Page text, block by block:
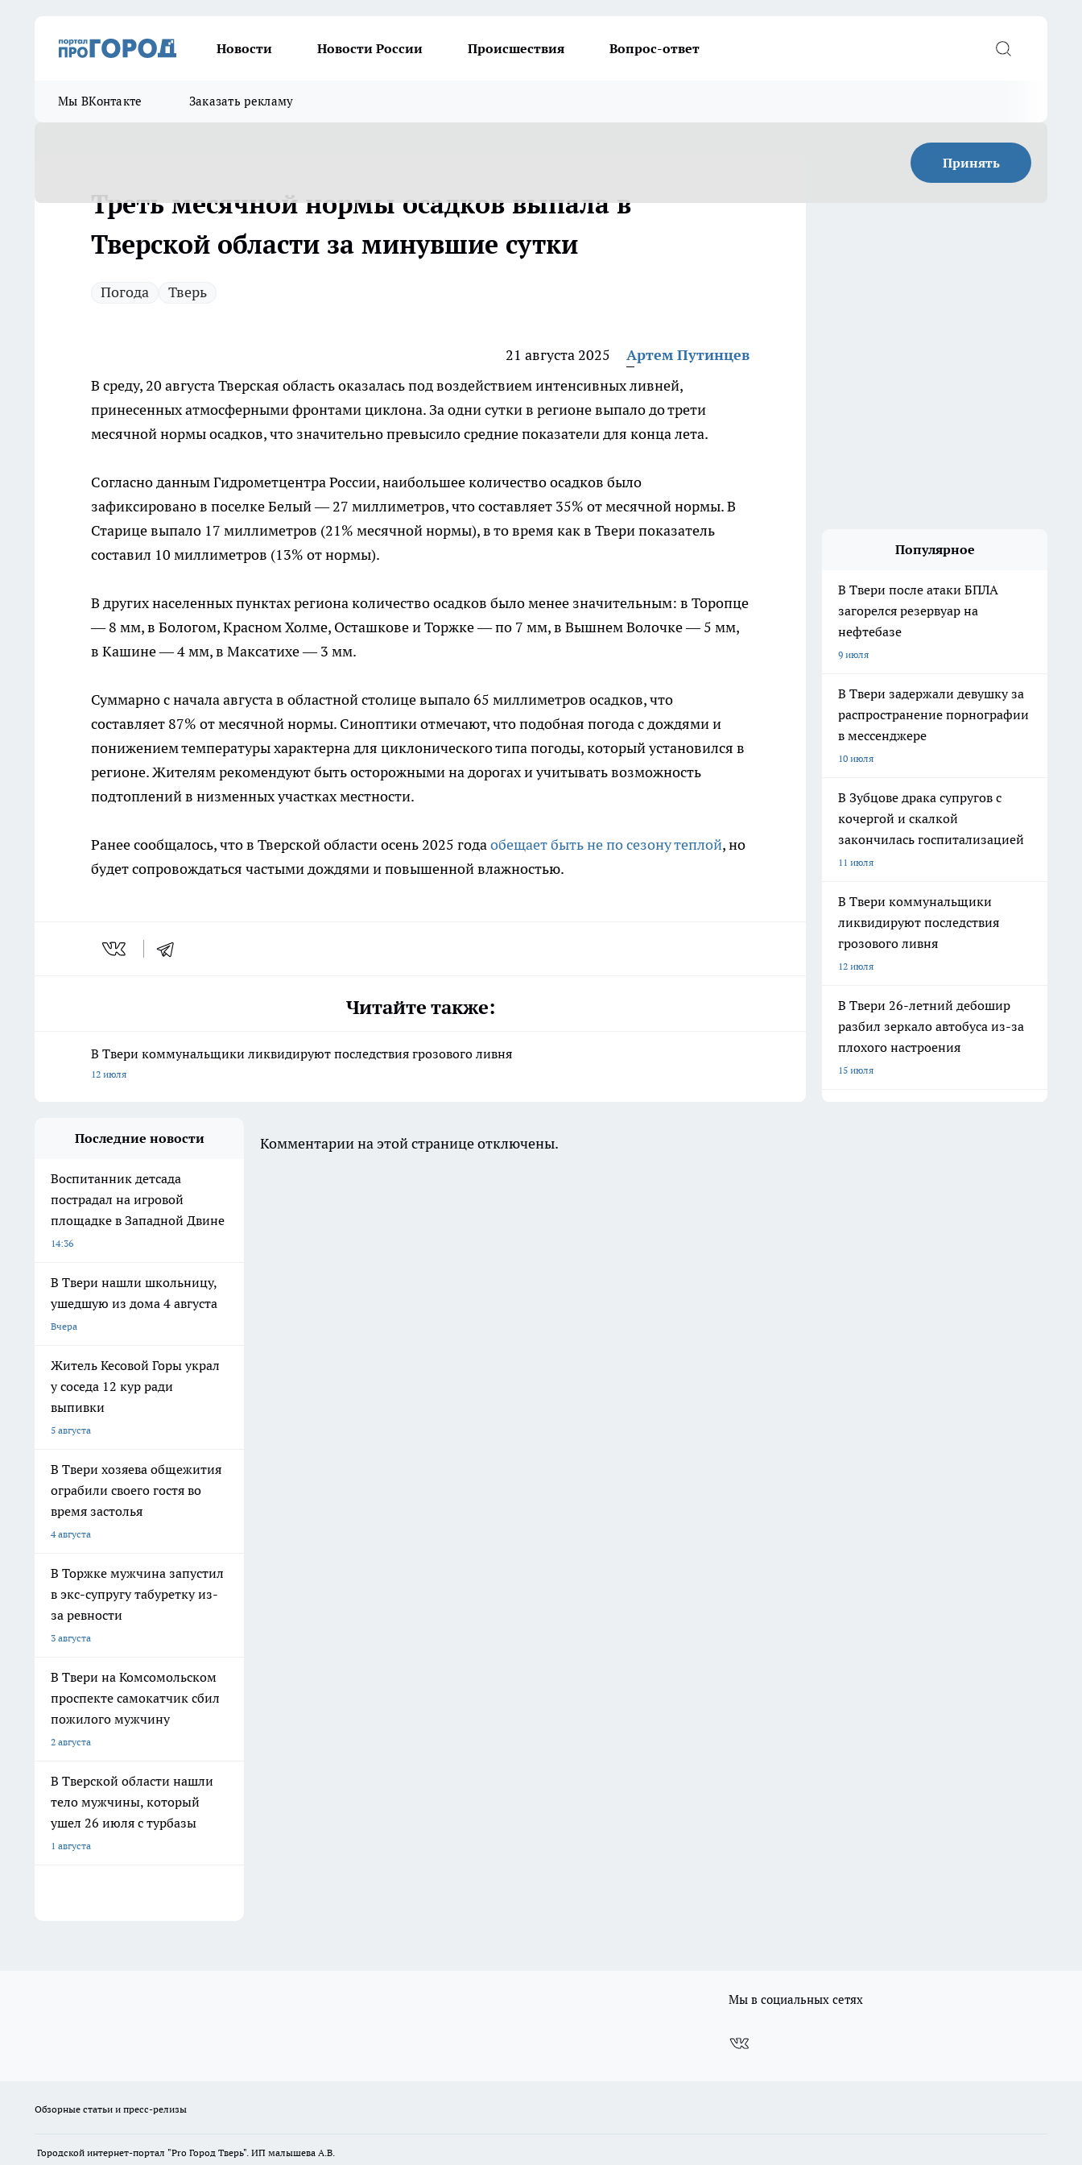
Новости Новости России Происшествия Вопрос-ответ
Мы ВКонтакте Заказать рекламу
Принять
Треть месячной нормы осадков выпала в
Тверской области за минувшие сутки
Погода Тверь
21 августа 2025
Артем Путинцев
В среду, 20 августа Тверская область оказалась под воздействием интенсивных ливней,
принесенных атмосферными фронтами циклона. За одни сутки в регионе выпало до трети
месячной нормы осадков, что значительно превысило средние показатели для конца лета.
Согласно данным Гидрометцентра России, наибольшее количество осадков было
зафиксировано в поселке Белый — 27 миллиметров, что составляет 35% от месячной нормы. В
Старице выпало 17 миллиметров (21% месячной нормы), в то время как в Твери показатель
составил 10 миллиметров (13% от нормы).
В других населенных пунктах региона количество осадков было менее значительным: в Торопце
— 8 мм, в Бологом, Красном Холме, Осташкове и Торжке — по 7 мм, в Вышнем Волочке — 5 мм,
в Кашине — 4 мм, в Максатихе — 3 мм.
Суммарно с начала августа в областной столице выпало 65 миллиметров осадков, что
составляет 87% от месячной нормы. Синоптики отмечают, что подобная погода с дождями и
понижением температуры характерна для циклонического типа погоды, который установился в
регионе. Жителям рекомендуют быть осторожными на дорогах и учитывать возможность
подтоплений в низменных участках местности.
Ранее сообщалось, что в Тверской области осень 2025 годаобещает быть не по сезону теплой, но
будет сопровождаться частыми дождями и повышенной влажностью.
Читайте также:
В Твери коммунальщики ликвидируют последствия грозового ливня
12 июля
Популярное
В Твери после атаки БПЛА
загорелся резервуар на
нефтебазе
9 июля
В Твери задержали девушку за
распространение порнографии
в мессенджере
10 июля
В Зубцове драка супругов с
кочергой и скалкой
закончилась госпитализацией
11 июля
В Твери коммунальщики
ликвидируют последствия
грозового ливня
12 июля
В Твери 26-летний дебошир
разбил зеркало автобуса из-за
плохого настроения
15 июля
Последние новости
Воспитанник детсада
пострадал на игровой
площадке в Западной Двине
14:36
В Твери нашли школьницу,
ушедшую из дома 4 августа
Вчера
Житель Кесовой Горы украл
у соседа 12 кур ради
выпивки
5 августа
В Твери хозяева общежития
ограбили своего гостя во
время застолья
4 августа
В Торжке мужчина запустил
в экс-супругу табуретку из-
за ревности
3 августа
В Твери на Комсомольском
проспекте самокатчик сбил
пожилого мужчину
2 августа
В Тверской области нашли
тело мужчины, который
ушел 26 июля с турбазы
1 августа
Комментарии на этой странице отключены.
Мы в социальных сетях
Обзорные статьи и пресс-релизы
Городской интернет-портал "Pro Город Тверь". ИП малышева А.В.